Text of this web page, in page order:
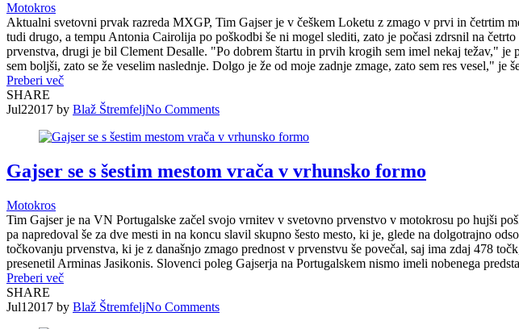
Motokros
Aktualni svetovni prvak razreda MXGP, Tim Gajser je v češkem Loketu z zmago v prvi in četrtim
tudi drugo, a tempu Antonia Cairolija po poškodbi še ni mogel slediti, zato je počasi zdrsnil na
prvenstva, drugi je bil Clement Desalle. "Po dobrem štartu in prvih krogih sem imel nekaj težav,"
sem boljši, zato se že veselim naslednje. Dolgo je že od moje zadnje zmage, zato sem res vesel," je
Preberi več
SHARE
Jul22017 by Blaž ŠtremfeljNo Comments
Gajser se s šestim mestom vrača v vrhunsko formo
Motokros
Tim Gajser je na VN Portugalske začel svojo vrnitev v svetovno prvenstvo v motokrosu po hujši
pa napredoval še za dve mesti in na koncu slavil skupno šesto mesto, ki je, glede na dolgotrajno
točkovanju prvenstva, ki je z današnjo zmago prednost v prvenstvu še povečal, saj ima zdaj 478
presenetil Arminas Jasikonis. Slovenci poleg Gajserja na Portugalskem nismo imeli nobenega
Preberi več
SHARE
Jul1 2017 by Blaž ŠtremfeljNo Comments